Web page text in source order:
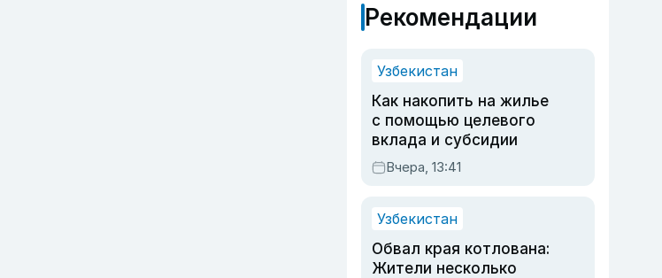
Рекомендации
Узбекистан
Как накопить на жилье
с помощью целевого
вклада и субсидии
Вчера, 13:41
Узбекистан
Обвал края котлована:
Жители несколько